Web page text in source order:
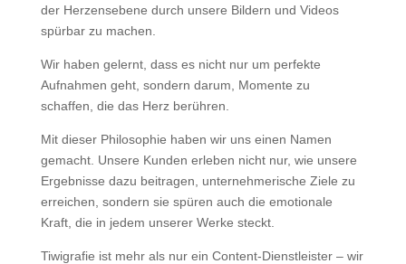
der Herzensebene durch unsere Bildern und Videos
spürbar zu machen.
Wir haben gelernt, dass es nicht nur um perfekte
Aufnahmen geht, sondern darum, Momente zu
schaffen, die das Herz berühren.
Mit dieser Philosophie haben wir uns einen Namen
gemacht. Unsere Kunden erleben nicht nur, wie unsere
Ergebnisse dazu beitragen, unternehmerische Ziele zu
erreichen, sondern sie spüren auch die emotionale
Kraft, die in jedem unserer Werke steckt.
Tiwigrafie ist mehr als nur ein Content-Dienstleister – wir